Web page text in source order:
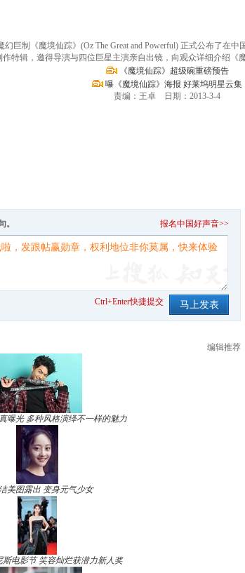
巨制《魔境仙踪》(Oz The Great and Powerful) 正式公布了在
特辑，邀得导演与四位巨星主演亲自出镜，向观众详细介绍《
《魔境仙踪》超级碗重磅预告
曝《魔境仙踪》海报 好莱坞明星云集
责编：王卓 日期：2013-3-4
。 报名中国好声音>>
Ctrl+Enter快捷提交
编辑推荐
曝光 多种风格演绎不一样的魅力
美图露出 变身元气少女
斯电影节 笑容灿烂获潜力新人奖